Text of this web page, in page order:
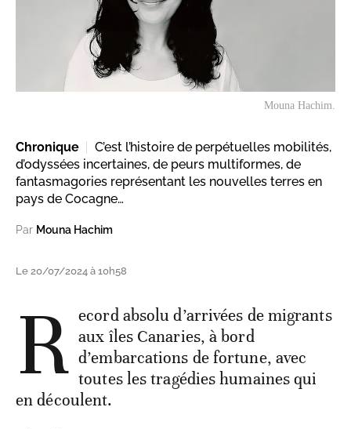
Mouna Hachim.
Chronique
C’est l’histoire de perpétuelles mobilités,
d’odyssées incertaines, de peurs multiformes, de
fantasmagories représentant les nouvelles terres en
pays de Cocagne…
Par Mouna Hachim
Le 20/07/2024 à 10h58
R ecord absolu d’arrivées de migrants
aux îles Canaries, à bord
d’embarcations de fortune, avec
toutes les tragédies humaines qui
en découlent.